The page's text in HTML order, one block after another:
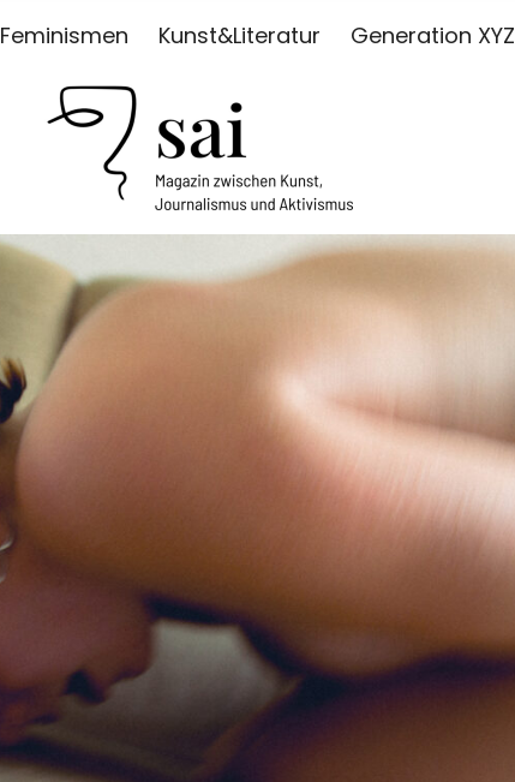
Feminismen Kunst&Literatur Generation XYZ